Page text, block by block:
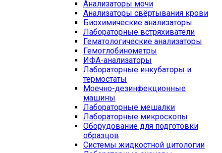
Анализаторы мочи
Анализаторы свёртывания крови
Биохимические анализаторы
Лабораторные встряхиватели
Гематологические анализаторы
Гемоглобинометры
ИФА-анализаторы
Лабораторные инкубаторы и
термостаты
Моечно-дезинфекционные
машины
Лабораторные мешалки
Лабораторные микроскопы
Оборудование для подготовки
образцов
Системы жидкостной цитологии